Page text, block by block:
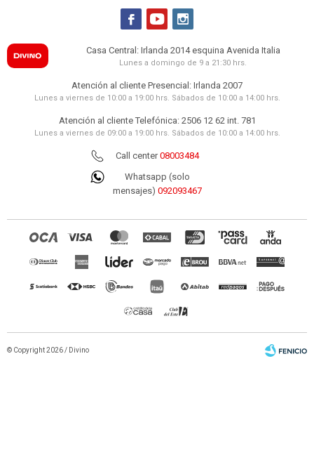
  
Casa Central: Irlanda 2014 esquina Avenida Italia
Lunes a domingo de 9 a 21:30 hrs.
Atención al cliente Presencial: Irlanda 2007
Lunes a viernes de 10:00 a 19:00 hrs. Sábados de 10:00 a 14:00 hrs.
Atención al cliente Telefónica: 2506 12 62 int. 781
Lunes a viernes de 09:00 a 19:00 hrs. Sábados de 10:00 a 14:00 hrs.
Call center08003484
Whatsapp (solo
mensajes) 092093467
© Copyright 2026 / Divino